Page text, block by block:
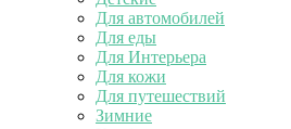
Для автомобилей
Для еды
Для Интерьера
Для кожи
Для путешествий
Зимние